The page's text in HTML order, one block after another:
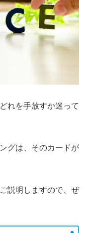
れを手放すか迷って
グは、そのカードが
説明しますので、ぜ